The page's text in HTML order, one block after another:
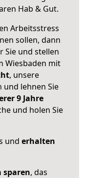
Hab & Gut.
Arbeitsstress
sollen, dann
Sie und stellen
Wiesbaden mit
, unsere
und lehnen Sie
9 Jahre
und holen Sie
und erhalten
sparen, das